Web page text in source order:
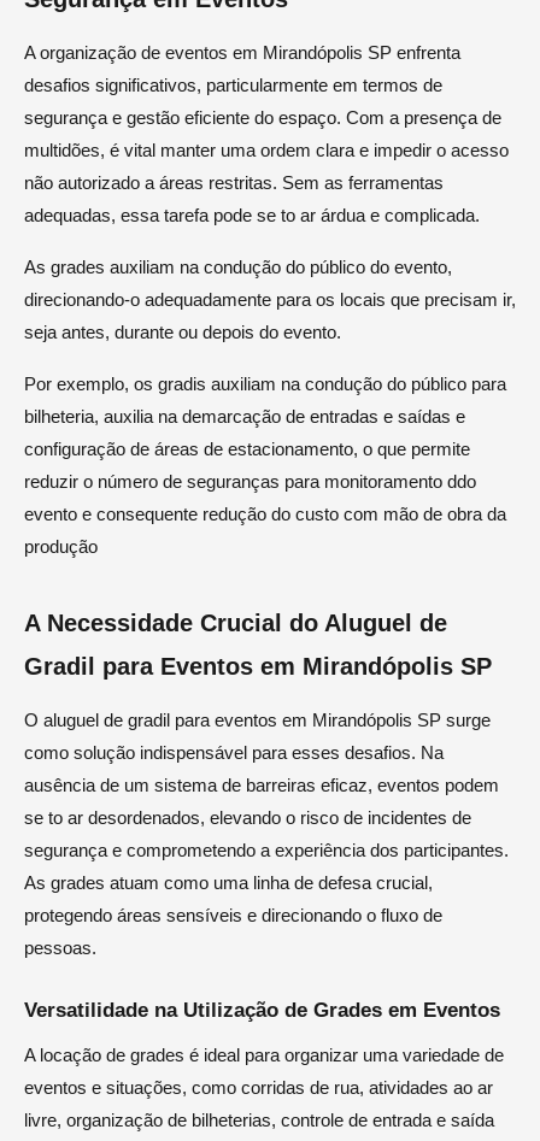
A organização de eventos em Mirandópolis SP enfrenta
desafios significativos, particularmente em termos de
segurança e gestão eficiente do espaço. Com a presença de
multidões, é vital manter uma ordem clara e impedir o acesso
não autorizado a áreas restritas. Sem as ferramentas
adequadas, essa tarefa pode se to ar árdua e complicada.
As grades auxiliam na condução do público do evento,
direcionando-o adequadamente para os locais que precisam ir,
seja antes, durante ou depois do evento.
Por exemplo, os gradis auxiliam na condução do público para
bilheteria, auxilia na demarcação de entradas e saídas e
configuração de áreas de estacionamento, o que permite
reduzir o número de seguranças para monitoramento ddo
evento e consequente redução do custo com mão de obra da
produção
A Necessidade Crucial do Aluguel de
Gradil para Eventos em Mirandópolis SP
O aluguel de gradil para eventos em Mirandópolis SP surge
como solução indispensável para esses desafios. Na
ausência de um sistema de barreiras eficaz, eventos podem
se to ar desordenados, elevando o risco de incidentes de
segurança e comprometendo a experiência dos participantes.
As grades atuam como uma linha de defesa crucial,
protegendo áreas sensíveis e direcionando o fluxo de
pessoas.
Versatilidade na Utilização de Grades em Eventos
A locação de grades é ideal para organizar uma variedade de
eventos e situações, como corridas de rua, atividades ao ar
livre, organização de bilheterias, controle de entrada e saída